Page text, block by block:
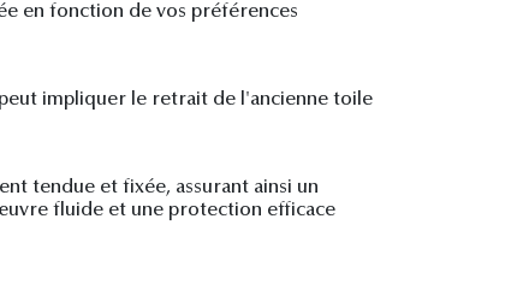
en fonction de vos préférences
impliquer le retrait de l'ancienne toile
tendue et fixée, assurant ainsi un
fluide et une protection efficace